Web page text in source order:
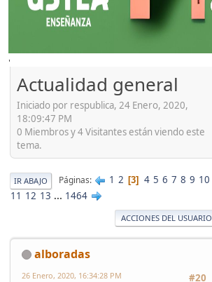
'
Actualidad general
Iniciado por respublica, 24 Enero, 2020,
18:09:47 PM
0 Miembros y 4 Visitantes están viendo este
tema.
IR ABAJO Páginas 1 2 3 4 5 6 7 8 9 10
11 12 13 ... 1464
ACCIONES DEL USUARIO
alboradas
#20
26 Enero, 2020, 16:34:28 PM